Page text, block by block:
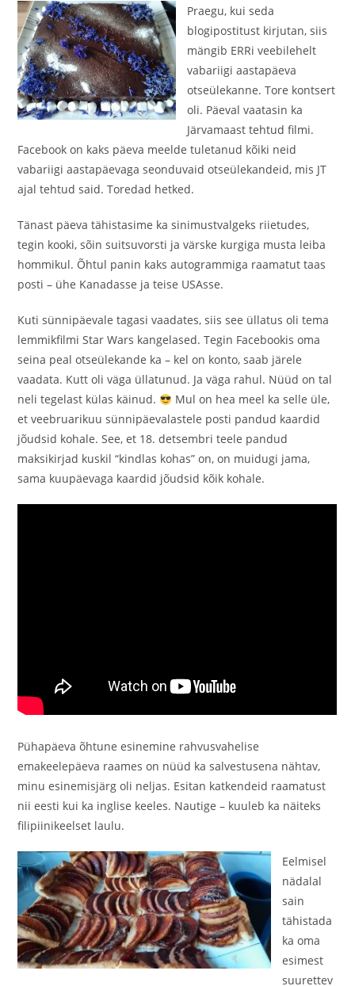
Praegu, kui seda
blogipostitust kirjutan, siis
mängib ERRi veebilehelt
vabariigi aastapäeva
otseülekanne. Tore kontsert
oli. Päeval vaatasin ka
Järvamaast tehtud filmi.
Facebook on kaks päeva meelde tuletanud kõiki neid
vabariigi aastapäevaga seonduvaid otseülekandeid, mis JT
ajal tehtud said. Toredad hetked.
Tänast päeva tähistasime ka sinimustvalgeks riietudes,
tegin kooki, sõin suitsuvorsti ja värske kurgiga musta leiba
hommikul. Õhtul panin kaks autogrammiga raamatut taas
posti – ühe Kanadasse ja teise USAsse.
Kuti sünnipäevale tagasi vaadates, siis see üllatus oli tema
lemmikfilmi Star Wars kangelased. Tegin Facebookis oma
seina peal otseülekande ka – kel on konto, saab järele
vaadata. Kutt oli väga üllatunud. Ja väga rahul. Nüüd on tal
neli tegelast külas käinud.
Mul on hea meel ka selle üle,
et veebruarikuu sünnipäevalastele posti pandud kaardid
jõudsid kohale. See, et 18. detsembri teele pandud
maksikirjad kuskil “kindlas kohas” on, on muidugi jama,
sama kuupäevaga kaardid jõudsid kõik kohale.
Pühapäeva õhtune esinemine rahvusvahelise
emakeelepäeva raames on nüüd ka salvestusena nähtav,
minu esinemisjärg oli neljas. Esitan katkendeid raamatust
nii eesti kui ka inglise keeles. Nautige – kuuleb ka näiteks
filipiinikeelset laulu.
Eelmisel
nädalal
sain
tähistada
ka oma
esimest
suurettev